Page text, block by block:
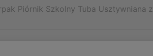
Piórnik Szkolny Tuba Usztywniana z